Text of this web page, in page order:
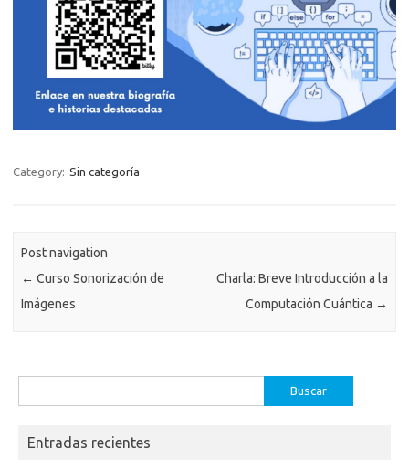
Category: Sin categoría
Post navigation
← Curso Sonorización de
Imágenes
Charla: Breve Introducción a la
Computación Cuántica →
Entradas recientes